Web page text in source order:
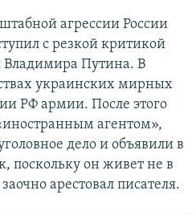
агрессии России
с резкой критикой
Владимира Путина. В
украинских мирных
РФ армии. После этого
агентом»,
дело и объявили в
поскольку он живет не в
арестовал писателя.